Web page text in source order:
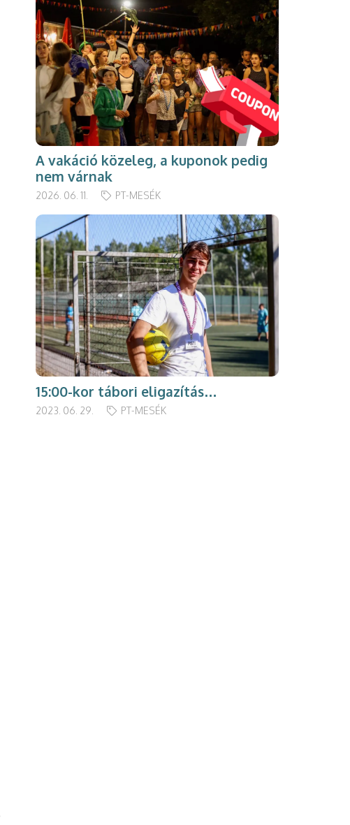
A vakáció közeleg, a kuponok pedig
nem várnak
2026. 06. 11. PT-MESÉK
15:00-kor tábori eligazítás…
2023. 06. 29. PT-MESÉK